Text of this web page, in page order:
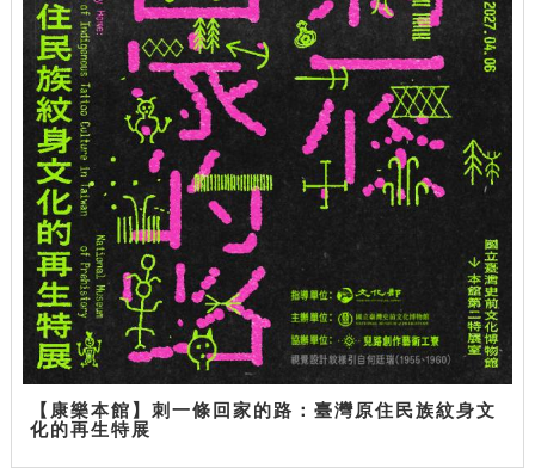
【康樂本館】刺一條回家的路：臺灣原住民族紋身文
化的再生特展